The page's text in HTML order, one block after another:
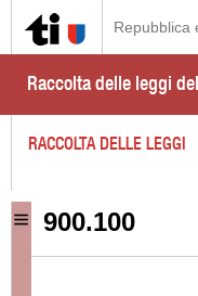
Repubblica
Raccolta delle leggi
RACCOLTA DELLE LEGGI
900.100